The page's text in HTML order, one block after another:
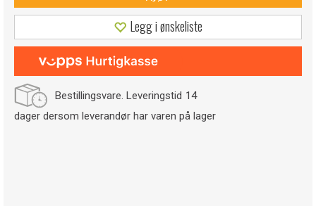
Legg i ønskeliste
Bestillingsvare. Leveringstid 14
dager dersom leverandør har varen på lager